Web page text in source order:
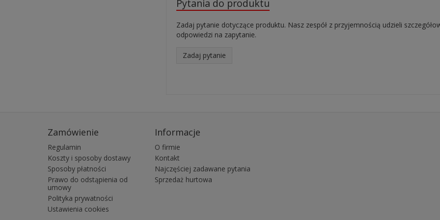
Pytania do produktu
Zadaj pytanie dotyczące produktu. Nasz zespół z przyjemnością udzieli
odpowiedzi na zapytanie.
Zadaj pytanie
Zamówienie
Regulamin
Koszty i sposoby dostawy
Sposoby płatności
Prawo do odstąpienia od
umowy
Polityka prywatności
Ustawienia cookies
Informacje
O firmie
Kontakt
Najczęściej zadawane pytania
Sprzedaż hurtowa